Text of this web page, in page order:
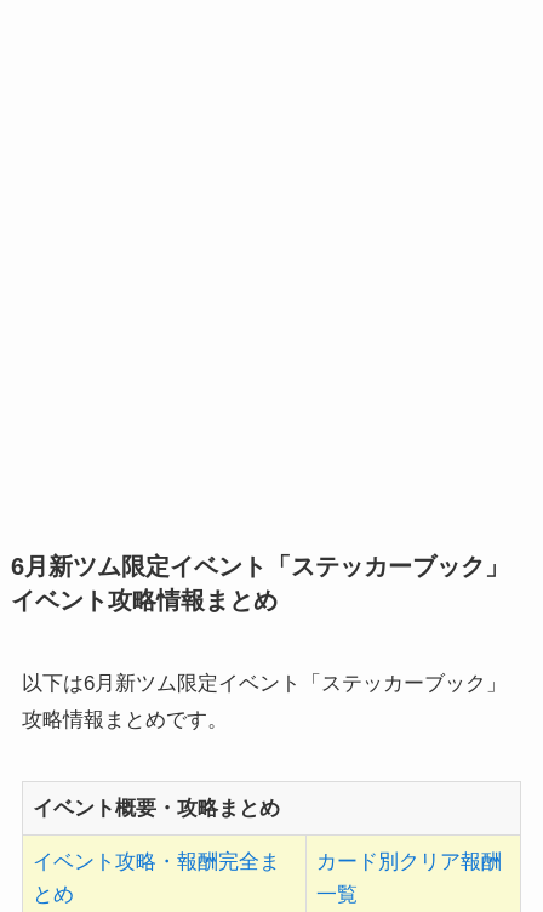
6月新ツム限定イベント「ステッカーブック」
イベント攻略情報まとめ
以下は6月新ツム限定イベント「ステッカーブック」
攻略情報まとめです。
イベント概要・攻略まとめ
イベント攻略・報酬完全ま
とめ
カード別クリア報酬
一覧